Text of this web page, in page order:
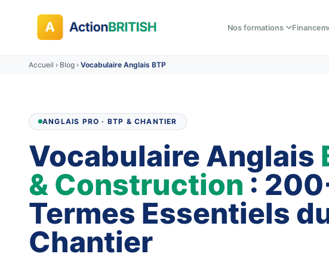
Nos formations
Accueil › Blog › Vocabulaire Anglais BTP
ANGLAIS PRO · BTP & CHANTIER
Vocabulaire Anglais
& Construction :
Termes Essentiels
Chantier